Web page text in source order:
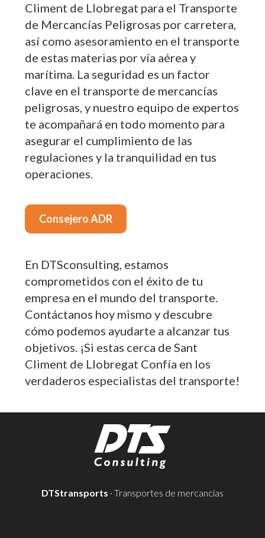
Climent de Llobregat para el Transporte
de Mercancías Peligrosas por carretera,
así como asesoramiento en el transporte
de estas materias por vía aérea y
marítima. La seguridad es un factor
clave en el transporte de mercancías
peligrosas, y nuestro equipo de expertos
te acompañará en todo momento para
asegurar el cumplimiento de las
regulaciones y la tranquilidad en tus
operaciones.
Consejero ADR
En DTSconsulting, estamos
comprometidos con el éxito de tu
empresa en el mundo del transporte.
Contáctanos hoy mismo y descubre
cómo podemos ayudarte a alcanzar tus
objetivos. ¡Si estas cerca de Sant
Climent de Llobregat Confía en los
verdaderos especialistas del transporte!
DTStransports · Transportes de mercancías